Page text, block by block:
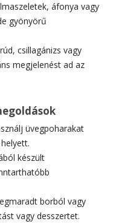
áfonya vagy
gyönyörű
csillagánizs vagy
megjelenést ad az
üvegpoharakat
készült
borból vagy
vagy desszertet.